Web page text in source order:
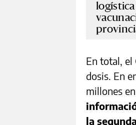
En total, el
dosis. En
millones
la